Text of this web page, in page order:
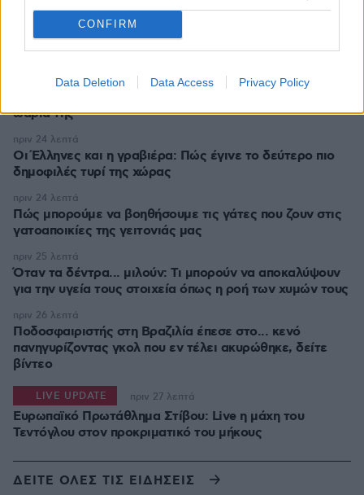
CONFIRM
Data Deletion Data Access Privacy Policy
Η Ευγενία Σαμαρά συνεχίζει το ταξίδι της στο Μεξικό:
Φωτογραφήθηκε με φόντο τις πυραμίδες του
Τεοτιουακάν
ωάριά της
πριν 24 λεπτά
Οι Έλληνες και η γραβιέρα: Πώς έγινε το δεύτερο πιο
δημοφιλές τυρί της χώρας
πριν 24 λεπτά
Πώς μπορούμε να βοηθήσουμε τις γάτες που ζουν στις
γατοαποικίες της γειτονιάς μας
πριν 24 λεπτά
Όταν τα δέντρα... μιλούν: Τι μπορούν να αποκαλύψουν
για την υγεία τους στοιχεία όπως η ροή των χυμών τους
πριν 25 λεπτά
Ποδοσφαιριστής στη Βραζιλία έπεσε στο... κενό
πανηγυρίζοντας γκολ που εν τέλει ακυρώθηκε, δείτε
βίντεο
πριν 26 λεπτά
Ευρωπαϊκό Πρωτάθλημα Στίβου: Live η μάχη του
Τεντόγλου στον προκριματικό του μήκους
LIVE UPDATE πριν 27 λεπτά
ΔΕΙΤΕ ΟΛΕΣ ΤΙΣ ΕΙΔΗΣΕΙΣ